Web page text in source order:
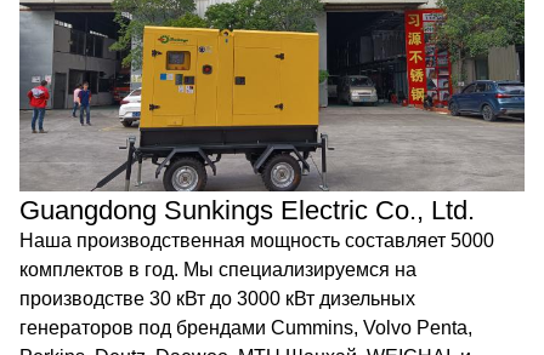
Guangdong Sunkings Electric Co., Ltd.
Наша производственная мощность составляет 5000
комплектов в год. Мы специализируемся на
производстве 30 кВт до 3000 кВт дизельных
генераторов под брендами Cummins, Volvo Penta,